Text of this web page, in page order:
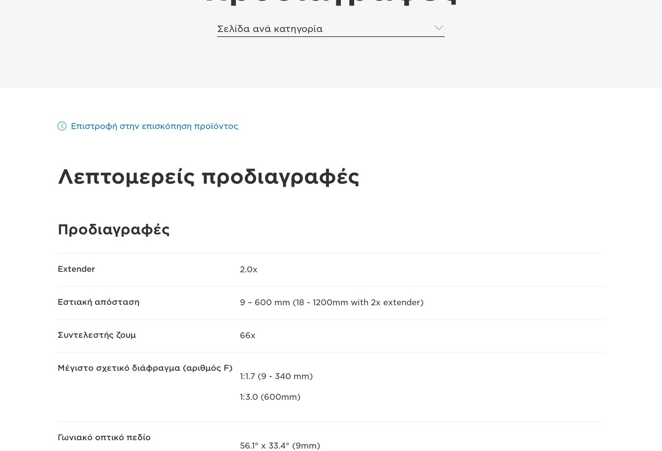
Σελίδα ανά κατηγορία
Επιστροφή στην επισκόπηση προϊόντος
Λεπτομερείς προδιαγραφές
Προδιαγραφές
Extender 2.0x
Εστιακή απόσταση 9 – 600 mm (18 - 1200mm with 2x extender)
Συντελεστής ζουμ 66x
Μέγιστο σχετικό διάφραγμα (αριθμός F)
1:1.7 (9 - 340 mm)
1:3.0 (600mm)
Γωνιακό οπτικό πεδίο
56.1° x 33.4° (9mm)